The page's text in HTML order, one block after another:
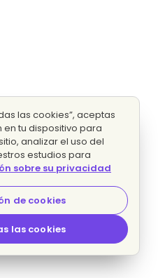
las cookies”, aceptas
tu dispositivo para
analizar el uso del
estudios para
sobre su privacidad
de cookies
las cookies